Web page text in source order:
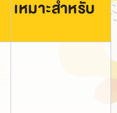
เหมาะสำหรับ